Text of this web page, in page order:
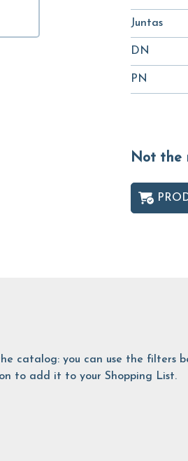
Juntas
DN
PN
Not
catalog: you can use the filters
to add it to your Shopping List.